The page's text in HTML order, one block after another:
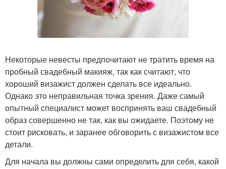
Некоторые невесты предпочитают не тратить время на
пробный свадебный макияж, так как считают, что
хороший визажист должен сделать все идеально.
Однако это неправильная точка зрения. Даже самый
опытный специалист может воспринять ваш свадебный
образ совершенно не так, как вы ожидаете. Поэтому не
стоит рисковать, и заранее обговорить с визажистом все
детали.
Для начала вы должны сами определить для себя, какой